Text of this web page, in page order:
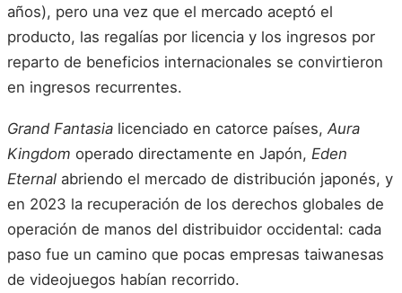
años), pero una vez que el mercado aceptó el
producto, las regalías por licencia y los ingresos por
reparto de beneficios internacionales se convirtieron
en ingresos recurrentes.
Grand Fantasia licenciado en catorce países,Aura
Kingdom operado directamente en Japón, Eden
Eternal abriendo el mercado de distribución japonés, y
en 2023 la recuperación de los derechos globales de
operación de manos del distribuidor occidental: cada
paso fue un camino que pocas empresas taiwanesas
de videojuegos habían recorrido.